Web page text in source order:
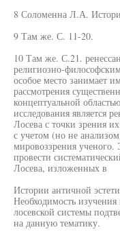
8 Соломенна Л.А.
9 Там же. С. 11-20.
10 Там же. С.21.
религиозно-
особое место занимает
рассмотрения
концептуальной
исследования является
Лосева с точки зрения
с учетом (но не
мировоззрения ученого.
провести
Лосева, изложенных в
Истории античной
Необходимость
лосевской системы
на данную тематику.